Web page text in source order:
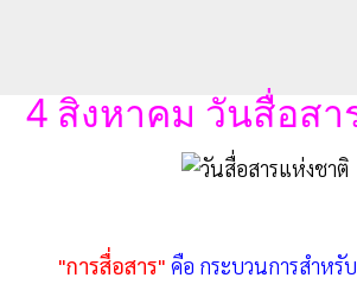
4 สิงหาคม วันสื่อสา
"การสื่อสาร" คือ กระบวนการสำหรั